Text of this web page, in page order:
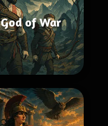
God of War